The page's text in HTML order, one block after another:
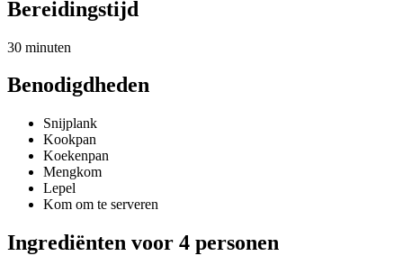
Bereidingstijd
30 minuten
Benodigdheden
Snijplank
Kookpan
Koekenpan
Mengkom
Lepel
Kom om te serveren
Ingrediënten voor 4 personen